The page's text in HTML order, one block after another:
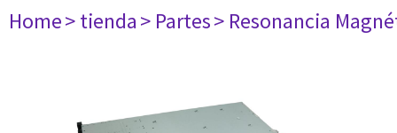
Home> tienda> Partes> Resonancia